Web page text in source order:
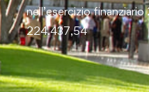
nell’esercizio
224.437,54